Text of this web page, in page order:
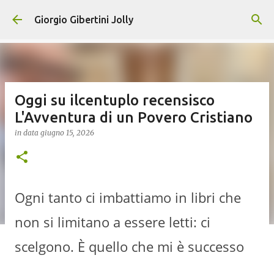
Passa ai contenuti principali
Giorgio Gibertini Jolly
Oggi su ilcentuplo recensisco
L'Avventura di un Povero Cristiano
in data giugno 15, 2026
Ogni tanto ci imbattiamo in libri che
non si limitano a essere letti: ci
scelgono. È quello che mi è successo